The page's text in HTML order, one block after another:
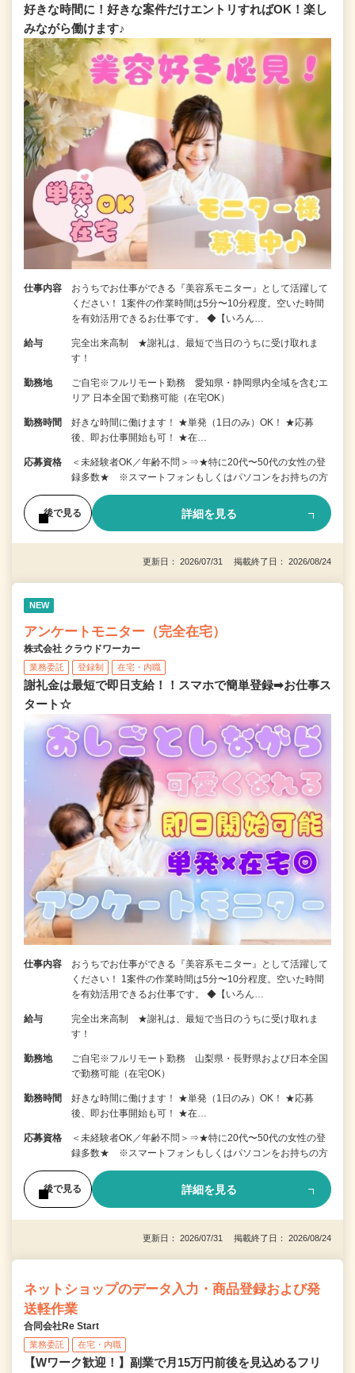
好きな時間に！好きな案件だけエントリすればOK！楽し
みながら働けます♪
仕事内容
おうちでお仕事ができる『美容系モニター』として活躍して
ください！ 1案件の作業時間は5分〜10分程度。空いた時間
を有効活用できるお仕事です。 ◆【いろん…
給与
完全出来高制 ★謝礼は、最短で当日のうちに受け取れま
す！
勤務地
ご自宅※フルリモート勤務 愛知県・静岡県内全域を含むエ
リア 日本全国で勤務可能（在宅OK）
勤務時間
好きな時間に働けます！ ★単発（1日のみ）OK！ ★応募
後、即お仕事開始も可！ ★在…
応募資格
＜未経験者OK／年齢不問＞⇒★特に20代〜50代の女性の登
録多数★ ※スマートフォンもしくはパソコンをお持ちの方
後で見る 詳細を見る
更新日： 2026/07/31 掲載終了日： 2026/08/24
NEW
アンケートモニター（完全在宅）
株式会社 クラウドワーカー
業務委託 登録制 在宅・内職
謝礼金は最短で即日支給！！スマホで簡単登録➡お仕事ス
タート☆
仕事内容
おうちでお仕事ができる『美容系モニター』として活躍して
ください！ 1案件の作業時間は5分〜10分程度。空いた時間
を有効活用できるお仕事です。 ◆【いろん…
給与
完全出来高制 ★謝礼は、最短で当日のうちに受け取れま
す！
勤務地
ご自宅※フルリモート勤務 山梨県・長野県および日本全国
で勤務可能（在宅OK）
勤務時間
好きな時間に働けます！ ★単発（1日のみ）OK！ ★応募
後、即お仕事開始も可！ ★在…
応募資格
＜未経験者OK／年齢不問＞⇒★特に20代〜50代の女性の登
録多数★ ※スマートフォンもしくはパソコンをお持ちの方
後で見る 詳細を見る
更新日： 2026/07/31 掲載終了日： 2026/08/24
ネットショップのデータ入力・商品登録および発
送軽作業
合同会社Re Start
業務委託 在宅・内職
【Wワーク歓迎！】副業で月15万円前後を見込めるフリ